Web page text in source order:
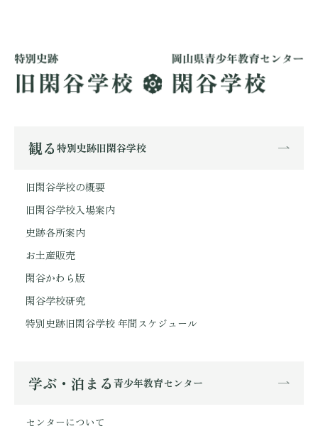
観る 特別史跡旧閑谷学校
旧閑谷学校の概要
旧閑谷学校入場案内
史跡各所案内
お土産販売
閑谷かわら版
閑谷学校研究
特別史跡旧閑谷学校 年間スケジュール
学ぶ・泊まる 青少年教育センター
センターについて